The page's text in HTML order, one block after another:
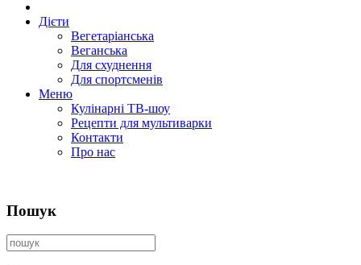
Дієти
Вегетаріанська
Веганська
Для схуднення
Для спортсменів
Меню
Кулінарні ТВ-шоу
Рецепти для мультиварки
Контакти
Про нас
Пошук